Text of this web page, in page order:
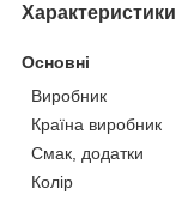
Характеристики
Основні
Виробник
Країна виробник
Смак, додатки
Колір